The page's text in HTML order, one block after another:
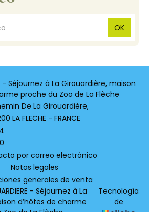
OK
De La Girouardière,
LA FLECHE - FRANCE
por correo electrónico
Notas legales
generales de venta
- Séjournez à La
d’hôtes de charme
Tecnología
de